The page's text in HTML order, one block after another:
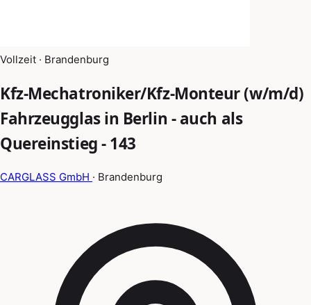
Vollzeit · Brandenburg
Kfz-Mechatroniker/Kfz-Monteur (w/m/d)
Fahrzeugglas in Berlin - auch als
Quereinstieg - 143
CARGLASS GmbH · Brandenburg